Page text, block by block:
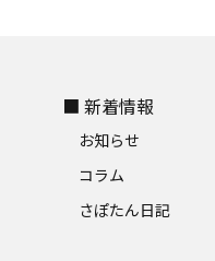
■ 新着情報
お知らせ
コラム
さぽたん日記